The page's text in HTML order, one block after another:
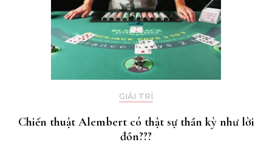
GIẢI TRÍ
Chiến thuật Alembert có thật sự thần kỳ như lời
đồn???